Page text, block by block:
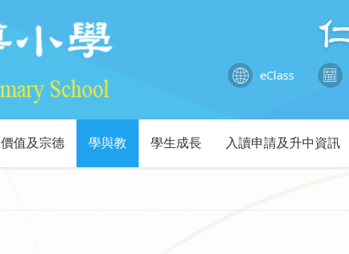
eClass
價值及宗德 學與教 學生成長 入讀申請及升中資訊